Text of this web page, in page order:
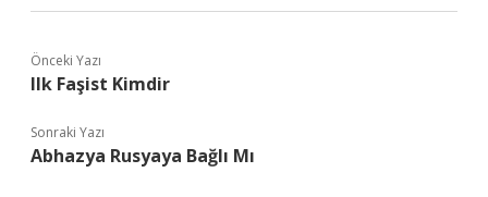
Önceki Yazı
Ilk Faşist Kimdir
Sonraki Yazı
Abhazya Rusyaya Bağlı Mı